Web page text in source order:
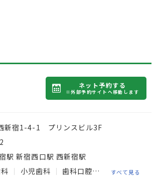
ネット予約する
※外部予約サイトへ移動します
新宿1-4-1 プリンスビル3F
駅 新宿西口駅 西新宿駅
小児歯科 歯科口腔外科 すべて見る